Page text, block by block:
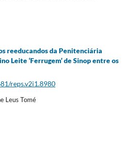
reeducandos da Penitenciária
Leite ‘Ferrugem’ de Sinop entre os
reps.v2i1.8980
Leus Tomé